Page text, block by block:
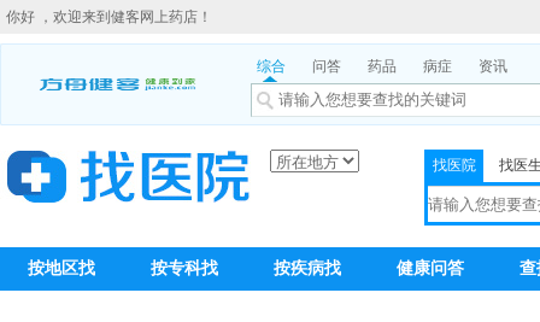
你好 ，欢迎来到健客网上药店！
综合 问答 药品 病症 资讯
找医院 找医
按地区找 按专科找 按疾病找 健康问答 查